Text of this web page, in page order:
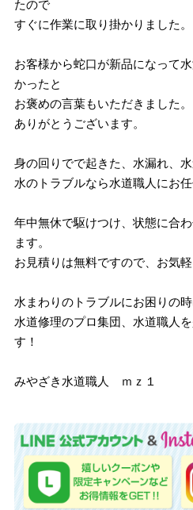
たので
すぐに作業に取り掛かりました。
お客様から蛇口が新品になって
かったと
お褒めの言葉もいただきました。
ありがとうございます。
身の回りでで起きた、水漏れ、
水のトラブルなら水道職人にお任
年中無休で駆けつけ、状態に合
ます。
お見積りは無料ですので、お気軽
水まわりのトラブルにお困りの
水道修理のプロ集団、水道職人
す！
みやざき水道職人 ｍｚ１